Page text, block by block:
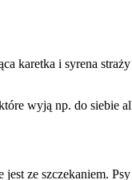
karetka i syrena
wyją np. do siebie
ze szczekaniem.